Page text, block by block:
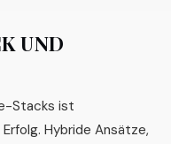
UND
Stacks ist
Hybride Ansätze,